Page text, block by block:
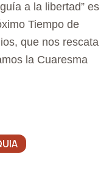
a la libertad” es
Tiempo de
que nos rescata
la Cuaresma